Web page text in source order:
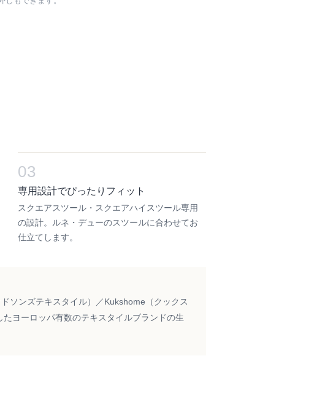
03
専用設計でぴったりフィット
スクエアスツール・スクエアハイスツール専用
の設計。ルネ・デューのスツールに合わせてお
仕立てします。
ソンズテキスタイル）／Kukshome（クックス
ヨーロッパ有数のテキスタイルブランドの生